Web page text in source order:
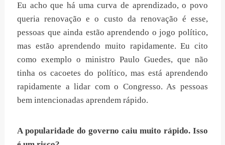
Eu acho que há uma curva de aprendizado, o povo
queria renovação e o custo da renovação é esse,
pessoas que ainda estão aprendendo o jogo político,
mas estão aprendendo muito rapidamente. Eu cito
como exemplo o ministro Paulo Guedes, que não
tinha os cacoetes do político, mas está aprendendo
rapidamente a lidar com o Congresso. As pessoas
bem intencionadas aprendem rápido.
A popularidade do governo caiu muito rápido. Isso